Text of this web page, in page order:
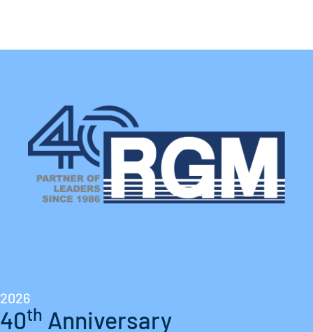
2026
40th Anniversary